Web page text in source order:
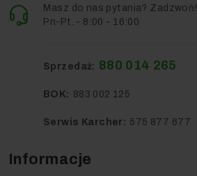
Informacje
Masz do nas pytania? Zadzwoń!
Pn-Pt. - 8:00 - 16:00
Sprzedaż: 880 014 265
BOK: 883 002 125
Serwis Karcher: 575 877 677